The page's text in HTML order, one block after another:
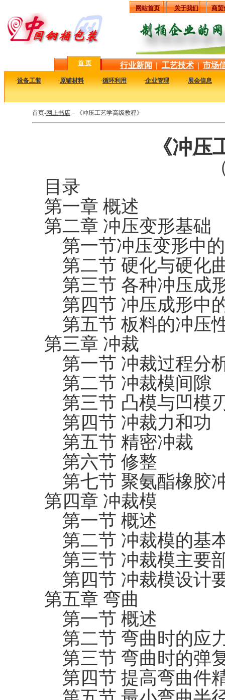
网站首页 关于我们 商贸
首 页 行业新闻 | 工艺技术 | 市场
·设备工装 ·原辅材料 ·循环利用 ·企业管理 ·展会信息
首页-网上书店 －《冲压工艺学高级教程》
《冲
目录
第一章 概述
第二章 冲压变形基础
第一节冲压变形中
第二节 硬化与硬化
第三节 各种冲压成
第四节 冲压成形中
第五节 板料的冲压
第三章 冲裁
第一节 冲裁过程分
第二节 冲裁模间隙
第三节 凸模与凹模
第四节 冲裁力和功
第五节 精密冲裁
第六节 修整
第七节 聚氨酯橡胶
第四章 冲裁模
第一节 概述
第二节 冲裁模的基
第三节 冲裁模主要
第四节 冲裁模设计
第五章 弯曲
第一节 概述
第二节 弯曲时的应
第三节 弯曲时的弹
第四节 提高弯曲件